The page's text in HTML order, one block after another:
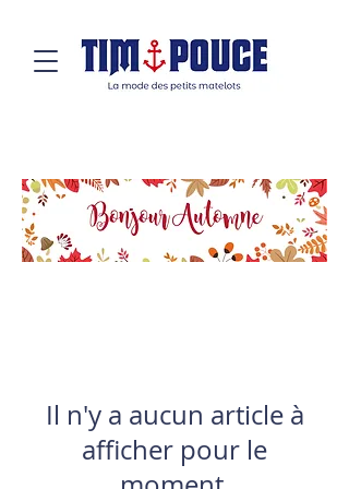
Il n'y a aucun article à
afficher pour le